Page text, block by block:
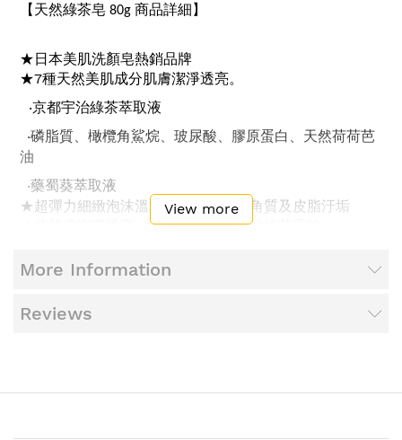
【天然綠茶皂 80g 商品詳細】
★ 日本美肌洗顏皂熱銷品牌
★7種天然美肌成分肌膚潔淨透亮。
‧京都宇治綠茶萃取液
‧磷脂質、橄欖角鯊烷、玻尿酸、膠原蛋白、天然荷荷芭
油
‧藥蜀葵萃取液
★超彈力細緻泡沫溫和洗淨肌膚老廢角質及皮脂汙垢
使肌膚潔淨透亮，並散發放鬆心情的綠茶香味
・起泡網充分起泡、用泡沫按摩般溫柔洗淨後、再用水沖
【成分】
View more
More Information
Reviews